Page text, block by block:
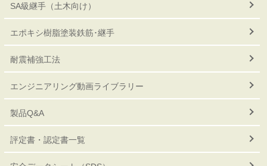
SA級継手（土木向け）
エポキシ樹脂塗装鉄筋･継手
耐震補強工法
エンジニアリング動画ライブラリー
製品Q&A
評定書・認定書一覧